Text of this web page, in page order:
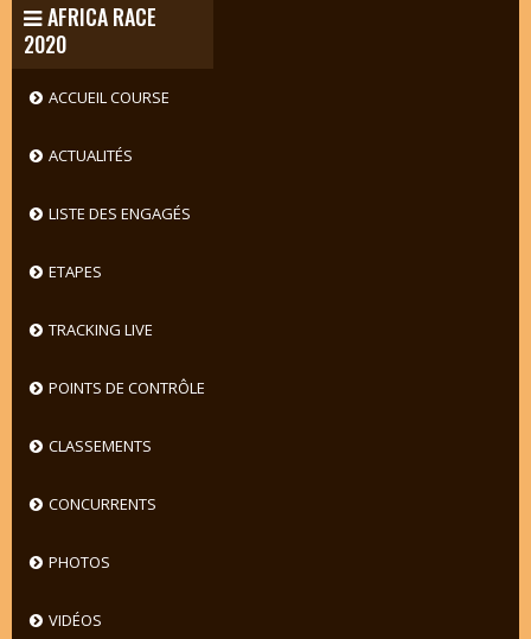
AFRICA RACE
2020
ACCUEIL COURSE
ACTUALITÉS
LISTE DES ENGAGÉS
ETAPES
TRACKING LIVE
POINTS DE CONTRÔLE
CLASSEMENTS
CONCURRENTS
PHOTOS
VIDÉOS